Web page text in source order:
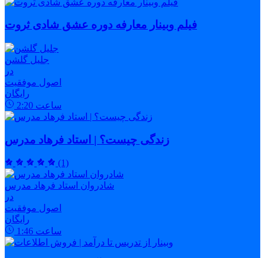
فیلم وبینار معارفه دوره عشق شادی ثروت
جلیل گلشن
در
اصول موفقیت
رایگان
2:20 ساعت
زندگی چیست؟ | استاد فرهاد مدرس
(1)
شادروان استاد فرهاد مدرس
در
اصول موفقیت
رایگان
1:46 ساعت